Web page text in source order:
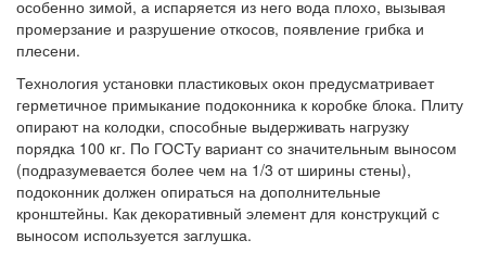
особенно зимой, а испаряется из него вода плохо, вызывая
промерзание и разрушение откосов, появление грибка и
плесени.
Технология установки пластиковых окон предусматривает
герметичное примыкание подоконника к коробке блока. Плиту
опирают на колодки, способные выдерживать нагрузку
порядка 100 кг. По ГОСТу вариант со значительным выносом
(подразумевается более чем на 1/3 от ширины стены),
подоконник должен опираться на дополнительные
кронштейны. Как декоративный элемент для конструкций с
выносом используется заглушка.